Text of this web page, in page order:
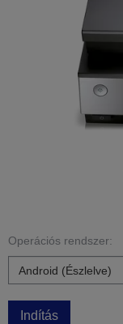
Operációs rendszer:
Indítás